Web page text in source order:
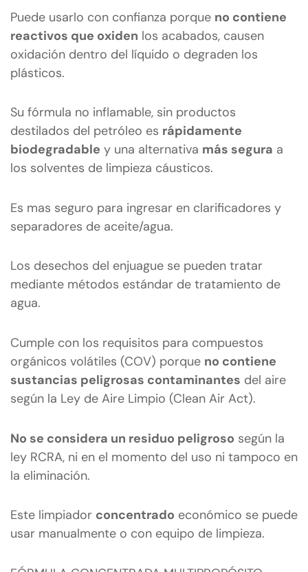
Puede usarlo con confianza porque no contiene
reactivos que oxiden los acabados, causen
oxidación dentro del líquido o degraden los
plásticos.
Su fórmula no inflamable, sin productos
destilados del petróleo es rápidamente
biodegradable y una alternativa más segura a
los solventes de limpieza cáusticos.
Es mas seguro para ingresar en clarificadores y
separadores de aceite/agua.
Los desechos del enjuague se pueden tratar
mediante métodos estándar de tratamiento de
agua.
Cumple con los requisitos para compuestos
orgánicos volátiles (COV) porque no contiene
sustancias peligrosas contaminantes del aire
según la Ley de Aire Limpio (Clean Air Act).
No se considera un residuo peligroso según la
ley RCRA, ni en el momento del uso ni tampoco en
la eliminación.
Este limpiador concentrado económico se puede
usar manualmente o con equipo de limpieza.